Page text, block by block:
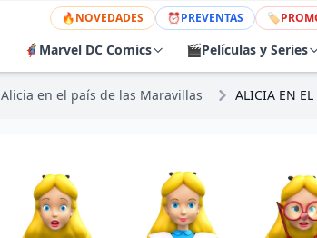
🔥NOVEDADES ⏰PREVENTAS 🏷
🦸 Marvel DC Comics 🎬Películas y Series
Alicia en el país de las Maravillas ALICIA EN EL